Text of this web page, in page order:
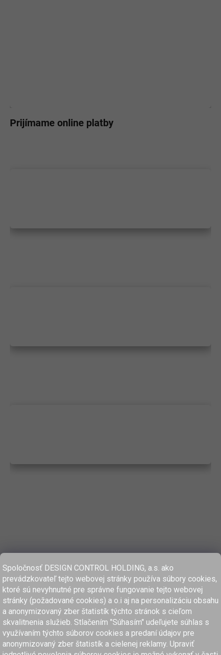
Spoločnosť DESIGN CONTROL HOLDING, a.s. ako
prevádzkovateľ tejto webovej stránky používa súbory cookies,
ktoré sú nevyhnutné pre správne fungovanie tejto webovej
stránky (požadované cookies) a o.i aj na personalizáciu obsahu
a anonymizovaný zber štatistík týchto stránok s cieľom
skvalitnenia služieb. Stlačením "Súhasím" udeľujete súhlas s
využívaním týchto súborov cookies a predaní údajov pre
anonymizovaný zber štatistík a cielenej reklamy. Upraviť
Prijímame online platby